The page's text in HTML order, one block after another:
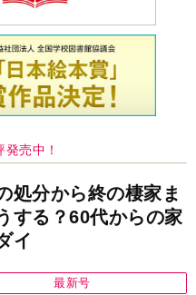
売中！
処分から終の棲家ま
する？60代からの家
イ
最新号